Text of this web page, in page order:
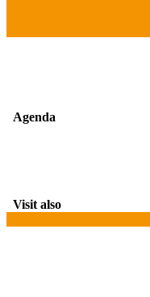
Agenda
Visit also